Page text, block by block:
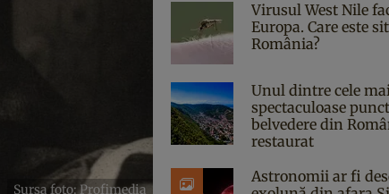
Sursa foto: Profimedia
Virusul West Nile
Europa. Care este
România?
Unul dintre cele
spectaculoase
belvedere din
restaurat
Astronomii ar fi